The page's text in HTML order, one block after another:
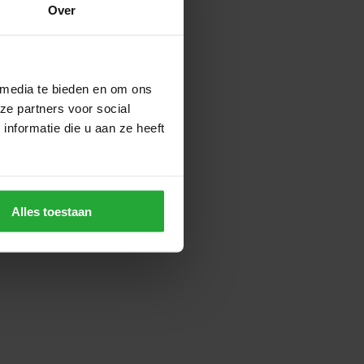
Over
te bieden en om ons
partners voor social
die u aan ze heeft
Alles toestaan